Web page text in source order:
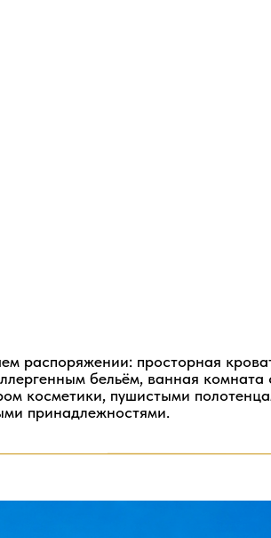
распоряжении: просторная
бельём, ванная комната
косметики, пушистыми
принадлежностями.